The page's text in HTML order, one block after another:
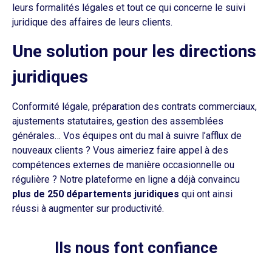
leurs formalités légales et tout ce qui concerne le suivi
juridique des affaires de leurs clients.
Une solution pour les directions
juridiques
Conformité légale, préparation des contrats commerciaux,
ajustements statutaires, gestion des assemblées
générales… Vos équipes ont du mal à suivre l’afflux de
nouveaux clients ? Vous aimeriez faire appel à des
compétences externes de manière occasionnelle ou
régulière ? Notre plateforme en ligne a déjà convaincu
plus de 250 départements juridiques qui ont ainsi
réussi à augmenter sur productivité.
Ils nous font confiance